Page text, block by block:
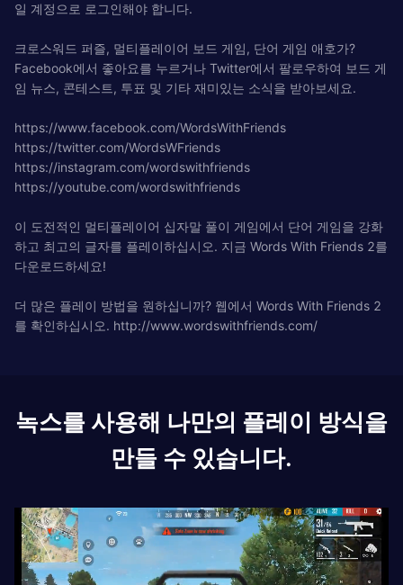
일 계정으로 로그인해야 합니다.
크로스워드 퍼즐, 멀티플레이어 보드 게임, 단어 게임 애호가?
Facebook에서 좋아요를 누르거나 Twitter에서 팔로우하여 보드 게
임 뉴스, 콘테스트, 투표 및 기타 재미있는 소식을 받아보세요.
https://www.facebook.com/WordsWithFriends
https://twitter.com/WordsWFriends
https://instagram.com/wordswithfriends
https://youtube.com/wordswithfriends
이 도전적인 멀티플레이어 십자말 풀이 게임에서 단어 게임을 강화
하고 최고의 글자를 플레이하십시오. 지금 Words With Friends 2를
다운로드하세요!
더 많은 플레이 방법을 원하십니까? 웹에서 Words With Friends 2
를 확인하십시오. http://www.wordswithfriends.com/
녹스를 사용해 나만의 플레이 방식을
만들 수 있습니다.